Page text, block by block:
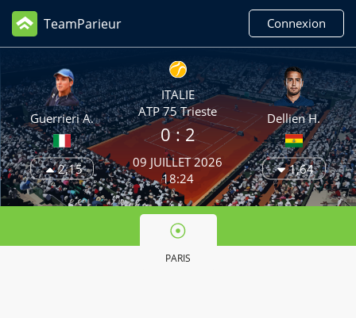
TeamParieur Connexion
Guerrieri A.
2,15
ITALIE
ATP 75 Trieste
0 :2
09 JUILLET 2026
18:24
Dellien H.
1,64
PARIS